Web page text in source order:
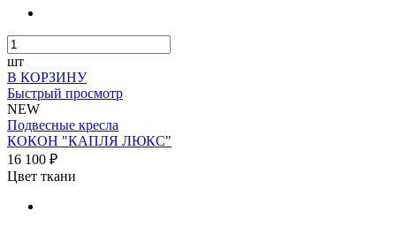
шт
В КОРЗИНУ
Быстрый просмотр
NEW
Подвесные кресла
КОКОН "КАПЛЯ ЛЮКС"
16 100 ₽
Цвет ткани